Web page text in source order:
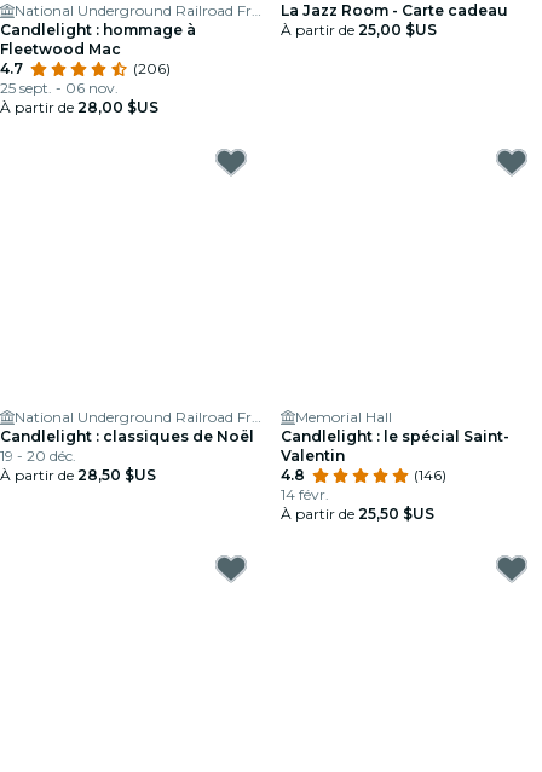
National Underground Railroad Freedom Center
Candlelight : hommage à
Fleetwood Mac
4.7
(206)
25 sept. - 06 nov.
À partir de 28,00 $US
La Jazz Room - Carte cadeau
À partir de 25,00 $US
National Underground Railroad Freedom Center
Candlelight : classiques de Noël
19 - 20 déc.
À partir de 28,50 $US
Memorial Hall
Candlelight : le spécial Saint-
Valentin
4.8
(146)
14 févr.
À partir de 25,50 $US